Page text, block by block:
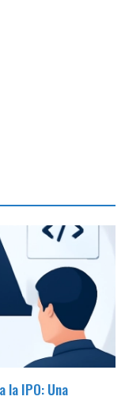
la IPO: Una